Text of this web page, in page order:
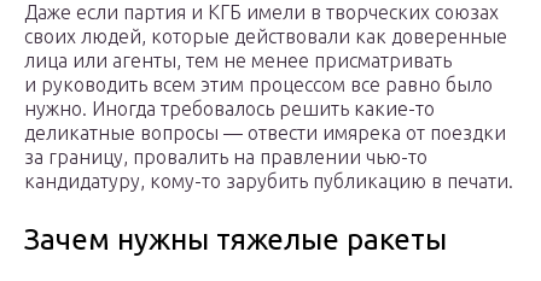
Даже если партия и КГБ имели в творческих союзах
своих людей, которые действовали как доверенные
лица или агенты, тем не менее присматривать
и руководить всем этим процессом все равно было
нужно. Иногда требовалось решить какие-то
деликатные вопросы — отвести имярека от поездки
за границу, провалить на правлении чью-то
кандидатуру, кому-то зарубить публикацию в печати.
Зачем нужны тяжелые ракеты